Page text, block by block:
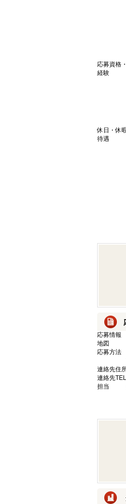
応募資格・
経験
休日・休
待遇
応募情報
地図
応募方法
連絡先住
連絡先TEL
担当